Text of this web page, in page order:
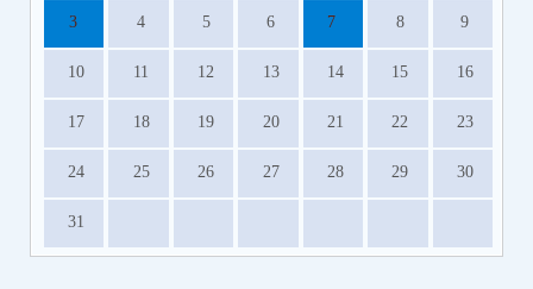
3 4 5 6 7 8 9
10 11 12 13 14 15 16
17 18 19 20 21 22 23
24 25 26 27 28 29 30
31